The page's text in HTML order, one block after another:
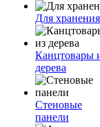
Для хранения
Канцтовары
дерева
Стеновые
панели